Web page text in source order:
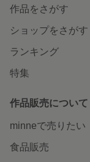
作品をさがす
ショップをさがす
ランキング
特集
作品販売について
minneで売りたい
食品販売